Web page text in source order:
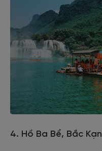
4. Hồ Ba Bể, Bắc Kạn